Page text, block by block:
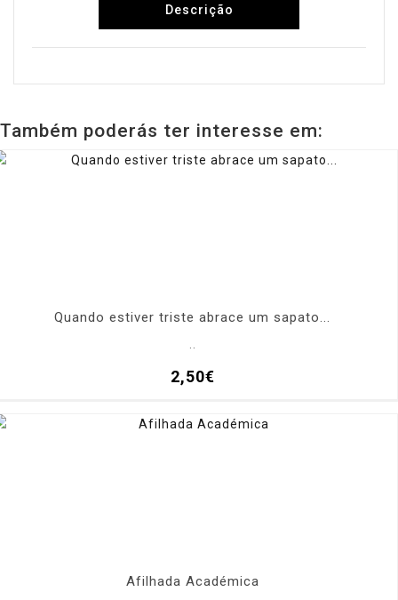
Descrição
Também poderás ter interesse em:
Quando estiver triste abrace um sapato...
2,50€
Afilhada Académica